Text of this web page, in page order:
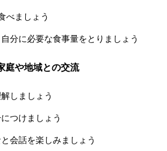
べましょう
分に必要な食事量をとりましょう
庭や地域との交流
しましょう
つけましょう
会話を楽しみましょう